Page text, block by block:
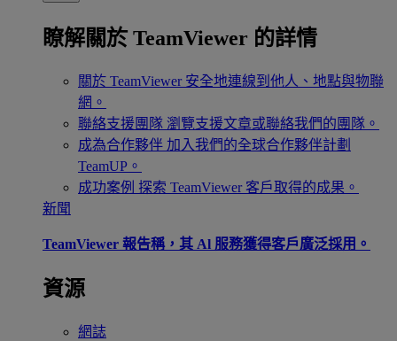
瞭解關於 TeamViewer 的詳情
關於 TeamViewer 安全地連線到他人、地點與物聯
網。
聯絡支援團隊 瀏覽支援文章或聯絡我們的團隊。
成為合作夥伴 加入我們的全球合作夥伴計劃
TeamUP。
成功案例 探索 TeamViewer 客戶取得的成果。
新聞
TeamViewer 報告稱，其 Al 服務獲得客戶廣泛採用。
資源
網誌